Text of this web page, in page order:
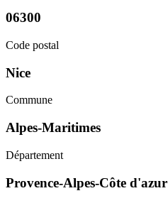
06300
Code postal
Nice
Commune
Alpes-Maritimes
Département
Provence-Alpes-Côte d'azur